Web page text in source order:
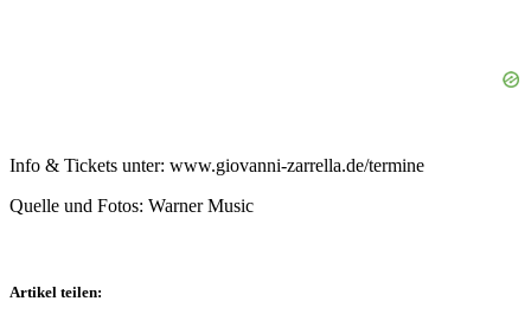
Info & Tickets unter: www.giovanni-zarrella.de/termine
Quelle und Fotos: Warner Music
Artikel teilen: